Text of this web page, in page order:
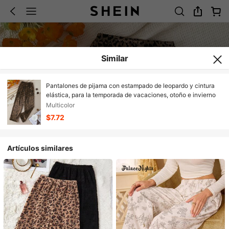
Similar
Pantalones de pijama con estampado de leopardo y cintura
elástica, para la temporada de vacaciones, otoño e invierno
Multicolor
$7.72
Artículos similares